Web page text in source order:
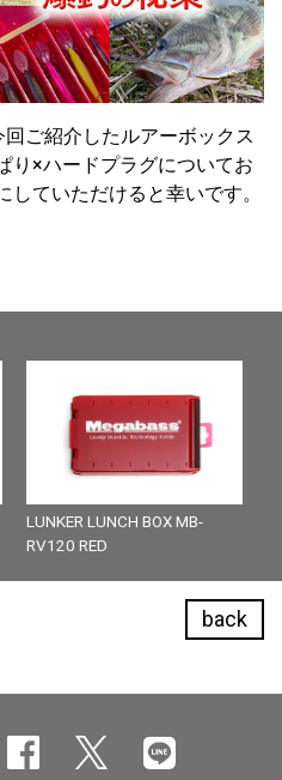
回ご紹介したルアーボックス
り×ハードプラグについてお
ていただけると幸いです。
LUNKER LUNCH BOX MB-
RV120 RED
back